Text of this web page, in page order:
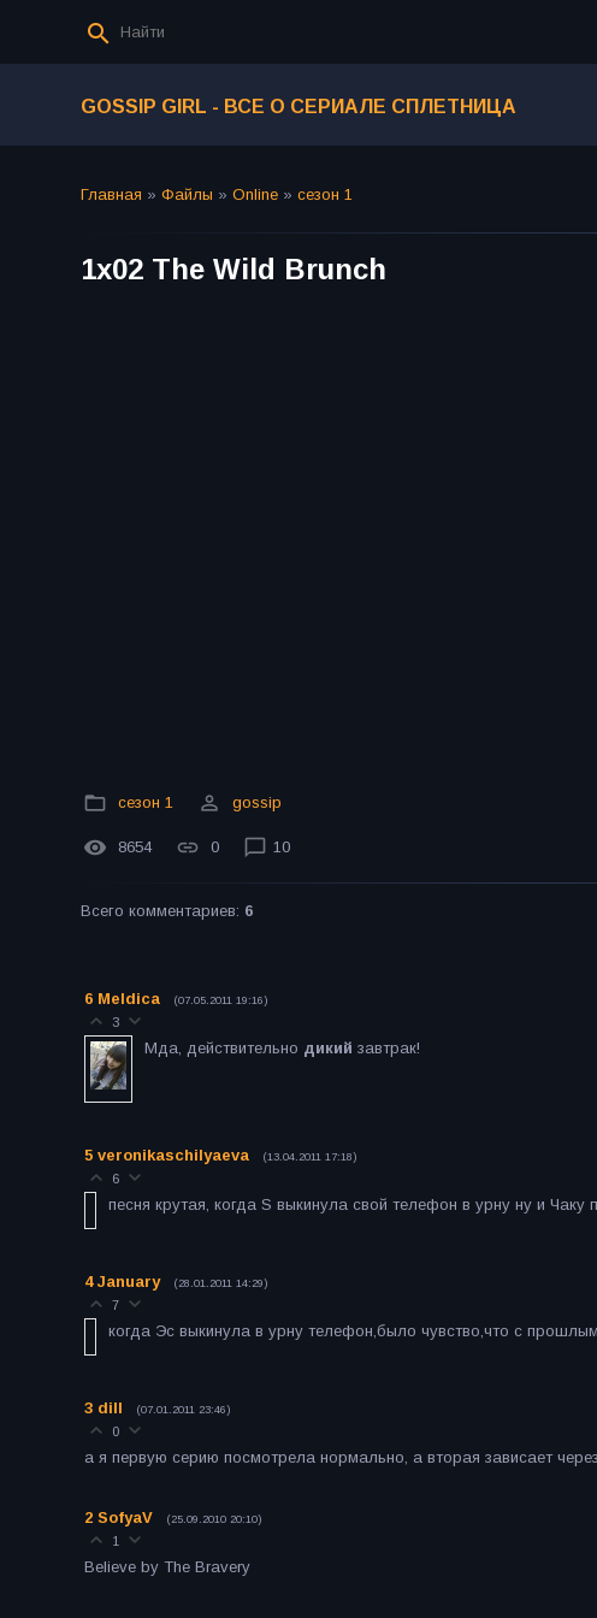
GOSSIP GIRL - ВСЕ О СЕРИАЛЕ СПЛЕТНИЦА
Главная » Файлы » Online » сезон 1
1x02 The Wild Brunch
сезон 1 gossip
8654 0 10
Всего комментариев: 6
6 Meldica (07.05.2011 19:16)
3
Мда, действительно дикий завтрак!
5 veronikaschilyaeva (13.04.2011 17:18)
6
песня крутая, когда S выкинула свой телефон в урну ну и
4 January (28.01.2011 14:29)
7
когда Эс выкинула в урну телефон,было чувство,что с
3 dill (07.01.2011 23:46)
0
а я первую серию посмотрела нормально, а вторая зависает
2 SofyaV (25.09.2010 20:10)
1
Believe by The Bravery